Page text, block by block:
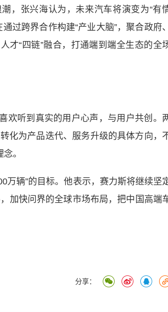
，张兴海认为，未来汽车将演变为“有
过跨界合作构建“产业大脑”，聚合政府
才“四链”融合，打通端到端全生态的全
听到真实的用户心声，与用户共创。
化为产品迭代、服务升级的具体方向，
。
辆”的目标。他表示，赛力斯将继续坚
加快问界的全球市场布局，把中国高端
分享：